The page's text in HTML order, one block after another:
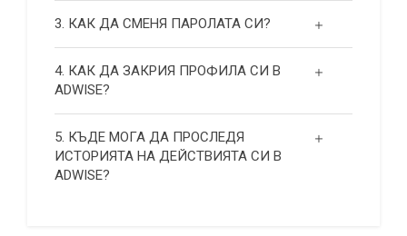
3. КАК ДА СМЕНЯ ПАРОЛАТА СИ?
4. КАК ДА ЗАКРИЯ ПРОФИЛА СИ В
ADWISE?
5. КЪДЕ МОГА ДА ПРОСЛЕДЯ
ИСТОРИЯТА НА ДЕЙСТВИЯТА СИ В
ADWISE?